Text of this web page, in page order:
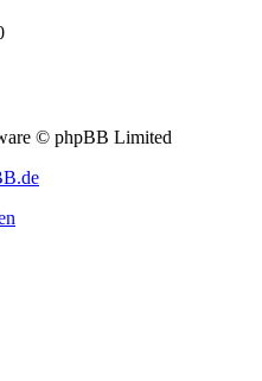
© phpBB Limited